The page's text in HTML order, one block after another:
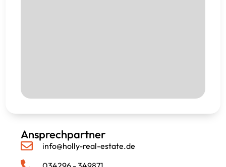
Ansprechpartner
info@holly-real-estate.de